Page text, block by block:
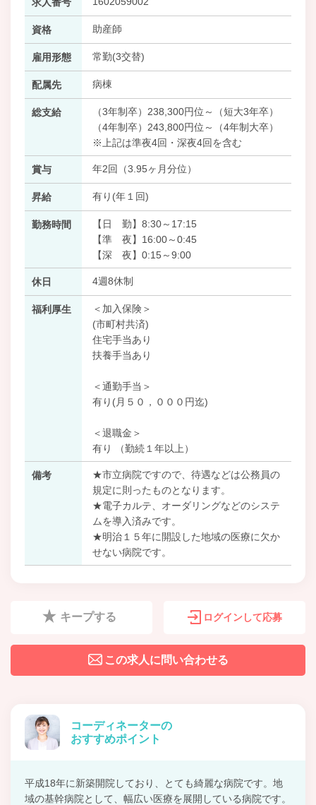
資格 助産師
雇用形態 常勤(3交替)
配属先 病棟
総支給
（3年制卒）238,300円位～（短大3年卒）
（4年制卒）243,800円位～（4年制大卒）
※上記は準夜4回・深夜4回を含む
賞与 年2回（3.95ヶ月分位）
昇給 有り(年１回)
勤務時間
【日 勤】8:30～17:15
【準 夜】16:00～0:45
【深 夜】0:15～9:00
休日 4週8休制
福利厚生
＜加入保険＞
(市町村共済)
住宅手当あり
扶養手当あり
＜通勤手当＞
有り(月５０，０００円迄)
＜退職金＞
有り （勤続１年以上）
備考
★市立病院ですので、待遇などは公務員の
規定に則ったものとなります。
★電子カルテ、オーダリングなどのシステ
ムを導入済みです。
★明治１５年に開設した地域の医療に欠か
せない病院です。
キープする ログインして応募
この求人に問い合わせる
コーディネーターの
おすすめポイント
平成18年に新築開院しており、とても綺麗な病院です。地
域の基幹病院として、幅広い医療を展開している病院です。